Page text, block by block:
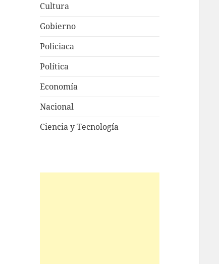
Cultura
Gobierno
Policiaca
Política
Economía
Nacional
Ciencia y Tecnología